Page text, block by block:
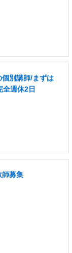
別講師/まずは
全週休2日
師募集